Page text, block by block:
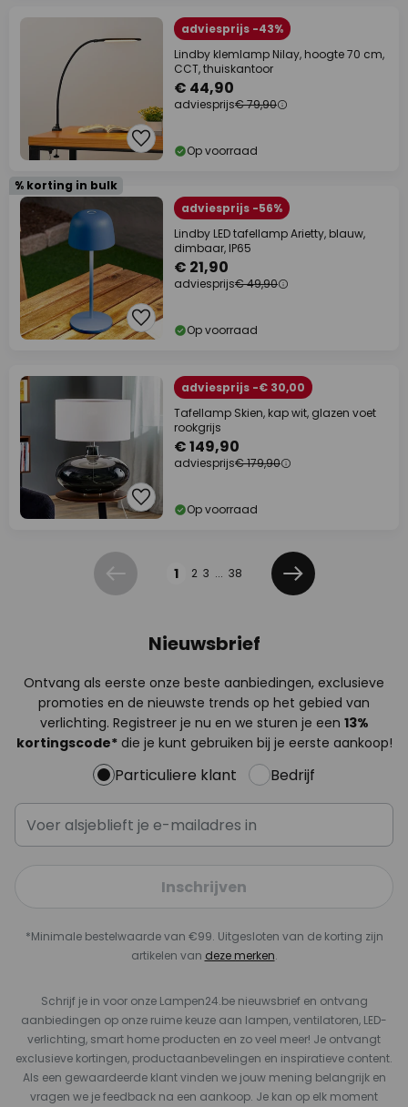
adviesprijs -43%
Lindby klemlamp Nilay, hoogte 70 cm,
CCT, thuiskantoor
€ 44,90
adviesprijs€ 79,90
Op voorraad
% korting in bulk
adviesprijs -56%
Lindby LED tafellamp Arietty, blauw,
dimbaar, IP65
€ 21,90
adviesprijs€ 49,90
Op voorraad
adviesprijs -€ 30,00
Tafellamp Skien, kap wit, glazen voet
rookgrijs
€ 149,90
adviesprijs€ 179,90
Op voorraad
Vorige 1 2 3 ... 38
Volgende
Nieuwsbrief
Ontvang als eerste onze beste aanbiedingen, exclusieve
promoties en de nieuwste trends op het gebied van
verlichting. Registreer je nu en we sturen je een 13%
kortingscode*die je kunt gebruiken bij je eerste aankoop!
Particuliere klant Bedrijf
Inschrijven
*Minimale bestelwaarde van €99. Uitgesloten van de korting zijn
artikelen van deze merken.
Schrijf je in voor onze Lampen24.be nieuwsbrief en ontvang
aanbiedingen op onze ruime keuze aan lampen, ventilatoren, LED-
verlichting, smart home producten en zo veel meer! Je ontvangt
exclusieve kortingen, productaanbevelingen en inspiratieve content.
Als een gewaardeerde klant vinden we jouw mening belangrijk en
vragen we je feedback na een aankoop. Je kan op elk moment